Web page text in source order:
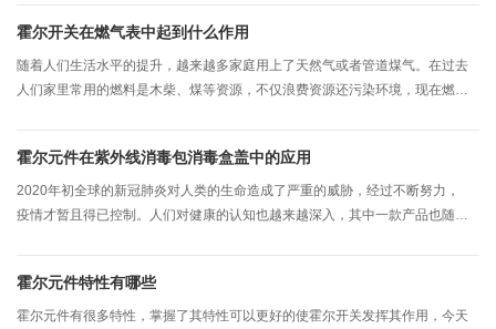
霍尔开关在燃气表中起到什么作用
随着人们生活水平的提升，越来越多家庭用上了天然气或者管道煤气。在过去
人们家里常用的燃料是木柴、煤等资源，不仅浪费资源还污染环境，现在燃气
霍尔元件在紫外线消毒包消毒盒盖中的应用
2020年初全球的新冠肺炎对人类的生命造成了严重的威胁，经过不断努力，
疫情才暂且得已控制。人们对健康的认知也越来越深入，其中一款产品也随之
霍尔元件特性有哪些
霍尔元件有很多特性，掌握了其特性可以更好的使霍尔开关发挥其作用，今天